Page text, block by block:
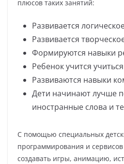
плюсов таких занятий:
Развивается
Развивается
Формируются навыки
Ребенок учится учиться
Развиваются навыки
Дети начинают лучше
иностранные слова и
С помощью специальных
программирования и сервисов
создавать игры, анимацию,